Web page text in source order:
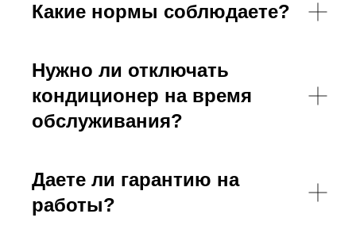
Какие нормы соблюдаете?
Нужно ли отключать
кондиционер на время
обслуживания?
Даете ли гарантию на
работы?